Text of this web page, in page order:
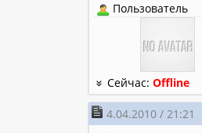
Пользователь
Сейчас:Offline
4.04.2010 / 21:21